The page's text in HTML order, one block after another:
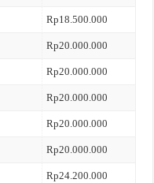
Rp18.500.000
Rp20.000.000
Rp20.000.000
Rp20.000.000
Rp20.000.000
Rp20.000.000
Rp24.200.000